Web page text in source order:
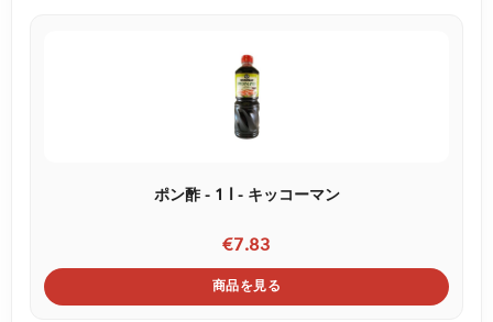
ポン酢 - 1 l - キッコーマン
€7.83
商品を見る